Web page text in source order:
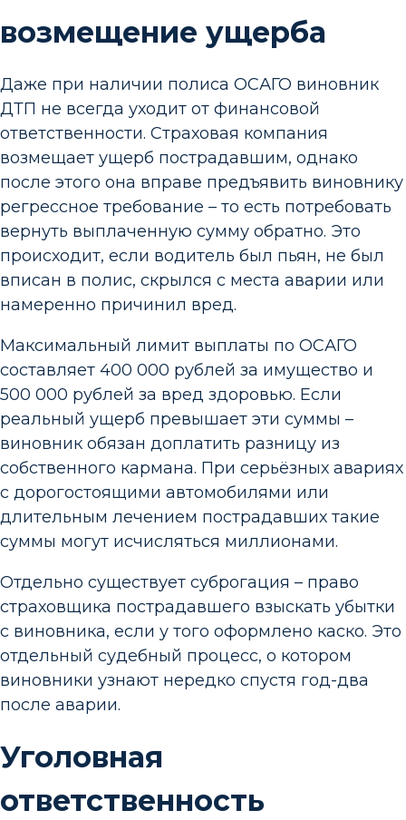
возмещение ущерба
Даже при наличии полиса ОСАГО виновник
ДТП не всегда уходит от финансовой
ответственности. Страховая компания
возмещает ущерб пострадавшим, однако
после этого она вправе предъявить виновнику
регрессное требование – то есть потребовать
вернуть выплаченную сумму обратно. Это
происходит, если водитель был пьян, не был
вписан в полис, скрылся с места аварии или
намеренно причинил вред.
Максимальный лимит выплаты по ОСАГО
составляет 400 000 рублей за имущество и
500 000 рублей за вред здоровью. Если
реальный ущерб превышает эти суммы –
виновник обязан доплатить разницу из
собственного кармана. При серьёзных авариях
с дорогостоящими автомобилями или
длительным лечением пострадавших такие
суммы могут исчисляться миллионами.
Отдельно существует суброгация – право
страховщика пострадавшего взыскать убытки
с виновника, если у того оформлено каско. Это
отдельный судебный процесс, о котором
виновники узнают нередко спустя год-два
после аварии.
Уголовная
ответственность